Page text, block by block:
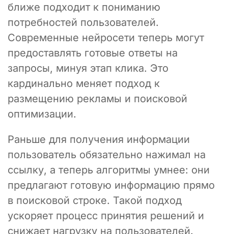
ближе подходит к пониманию
потребностей пользователей.
Современные нейросети теперь могут
предоставлять готовые ответы на
запросы, минуя этап клика. Это
кардинально меняет подход к
размещению рекламы и поисковой
оптимизации.
Раньше для получения информации
пользователь обязательно нажимал на
ссылку, а теперь алгоритмы умнее: они
предлагают готовую информацию прямо
в поисковой строке. Такой подход
ускоряет процесс принятия решений и
снижает нагрузку на пользователей.